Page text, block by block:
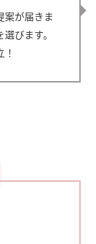
案が届きま
びます。